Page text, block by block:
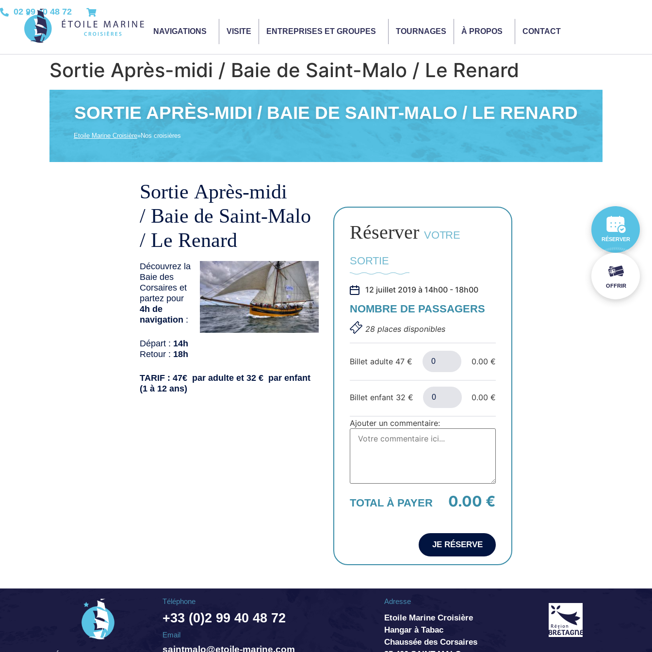
02 99 40 48 72
NAVIGATIONS VISITE ENTREPRISES ET GROUPES TOURNAGES À PROPOS CONTACT
Sortie Après-midi / Baie de Saint-Malo / Le Renard
SORTIE APRÈS-MIDI / BAIE DE SAINT-MALO / LE RENARD
Etoile Marine Croisière»Nos croisières
Sortie Après-midi
/ Baie de Saint-Malo
/ Le Renard
Découvrez la
Baie des
Corsaires et
partez pour
4h de
navigation :
Départ : 14h
Retour : 18h
TARIF : 47€ par adulte et 32 € par enfant
(1 à 12 ans)
Réserver VOTRE
SORTIE
12 juillet 2019 à 14h00 - 18h00
NOMBRE DE PASSAGERS
28 places disponibles
Billet adulte 47 € 0.00 €
Billet enfant 32 € 0.00 €
Ajouter un commentaire:
TOTAL À PAYER 0.00 €
JE RÉSERVE
Téléphone
+33 (0)2 99 40 48 72
Email
saintmalo@etoile-marine.com
Adresse
Etoile Marine Croisière
Hangar à Tabac
Chaussée des Corsaires
RÉSERVER
OFFRIR